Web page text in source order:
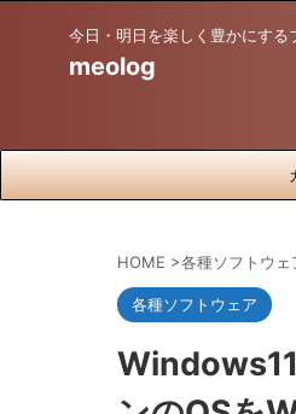
今日・明日を楽しく豊かにする
meolog
HOME >各種ソフトウェ
各種ソフトウェア